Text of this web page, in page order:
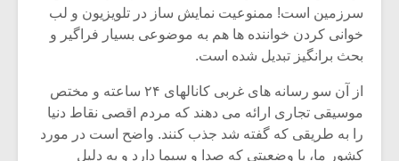
سرزمین است! ممنوعیت نمایش ساز در تلویزیون و لب
خوانی کردن خواننده ها هم به موضوعی بسیار فراگیر و
بحث برانگیز تبدیل شده است.
از آن سو رسانه های غربی کانالهای ۲۴ ساعته و مختص
موسیقی تجاری ارائه می دهند که مردم اقصی نقاط دنیا
را به طریقی که گفته شد جذب کنند. واضح است در مورد
کشور ما، با وضعیتی که صدا و سیما دارد و به دلیل